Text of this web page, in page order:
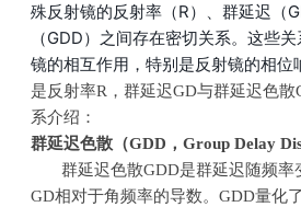
殊反射镜的反射率（R）、群延迟（
（GDD）之间存在密切关系。这些
镜的相互作用，特别是反射镜的相位
是反射率R ，群延迟GD与群延迟色散
系介绍：
群延迟色散（GDD，Group Delay
群延迟色散GDD是群延迟随频率
GD相对于角频率的导数。GDD量化